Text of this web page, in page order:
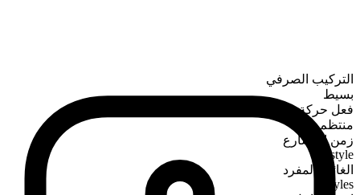
التركيب الصرفي
بسيط
فعل حركة
منتظم
زمن المضارع
style
الغائب المفرد
styles